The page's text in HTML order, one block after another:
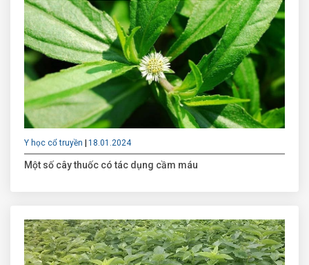
Y học cổ truyền 18.01.2024
Một số cây thuốc có tác dụng cầm máu